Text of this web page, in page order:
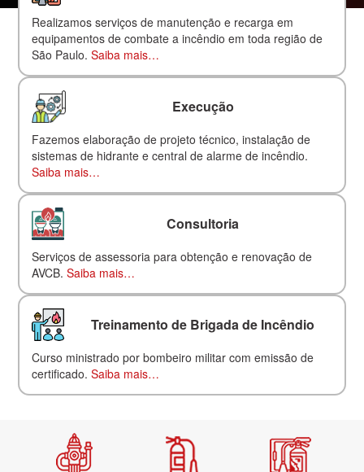
Realizamos serviços de manutenção e recarga em
equipamentos de combate a incêndio em toda região de
São Paulo.Saiba mais…
Execução
Fazemos elaboração de projeto técnico, instalação de
sistemas de hidrante e central de alarme de incêndio.
Saiba mais…
Consultoria
Serviços de assessoria para obtenção e renovação de
AVCB.Saiba mais…
Treinamento de Brigada de Incêndio
Curso ministrado por bombeiro militar com emissão de
certificado.Saiba mais…